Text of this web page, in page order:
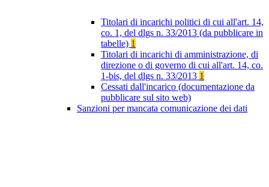
Titolari di incarichi politici di cui all'art. 14,
co. 1, del dlgs n. 33/2013 (da pubblicare in
tabelle) 1
Titolari di incarichi di amministrazione, di
direzione o di governo di cui all'art. 14, co.
1-bis, del dlgs n. 33/2013 1
Cessati dall'incarico (documentazione da
pubblicare sul sito web)
Sanzioni per mancata comunicazione dei dati